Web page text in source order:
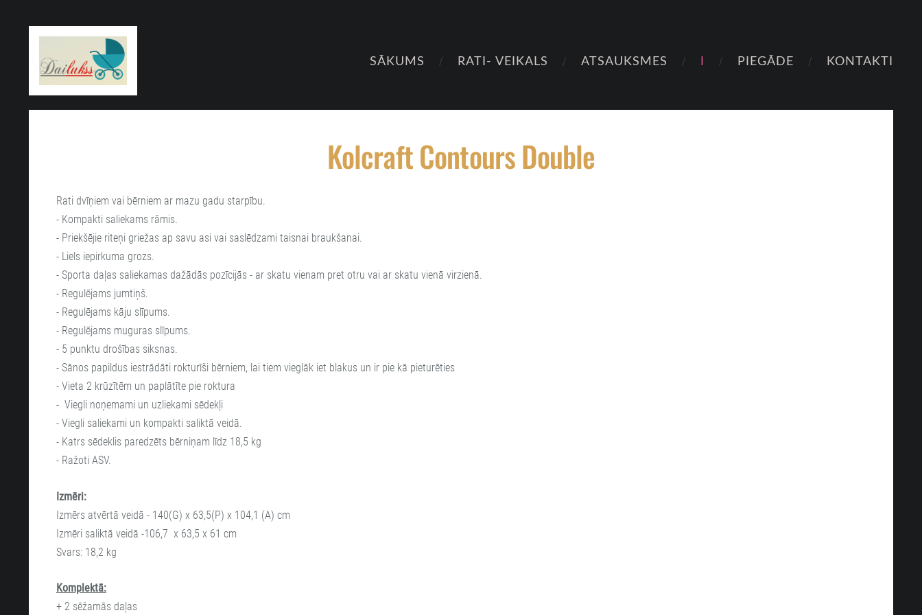
SĀKUMS RATI- VEIKALS ATSAUKSMES I PIEGĀDE KONTAKTI
Kolcraft Contours Double
Rati dvīņiem vai bērniem ar mazu gadu starpību.
- Kompakti saliekams rāmis.
- Priekšējie riteņi griežas ap savu asi vai saslēdzami taisnai braukšanai.
- Liels iepirkuma grozs.
- Sporta daļas saliekamas dažādās pozīcijās - ar skatu vienam pret otru vai ar skatu vienā virzienā.
- Regulējams jumtiņš.
- Regulējams kāju slīpums.
- Regulējams muguras slīpums.
- 5 punktu drošības siksnas.
- Sānos papildus iestrādāti rokturīši bērniem, lai tiem vieglāk iet blakus un ir pie kā pieturēties
- Vieta 2 krūzītēm un paplātīte pie roktura
- Viegli noņemami un uzliekami sēdekļi
- Viegli saliekami un kompakti saliktā veidā.
- Katrs sēdeklis paredzēts bērniņam līdz 18,5 kg
- Ražoti ASV.
Izmēri:
Izmērs atvērtā veidā - 140(G) x 63,5(P) x 104,1 (A) cm
Izmēri saliktā veidā -106,7 x 63,5 x 61 cm
Svars: 18,2 kg
Komplektā:
+ 2 sēžamās daļas